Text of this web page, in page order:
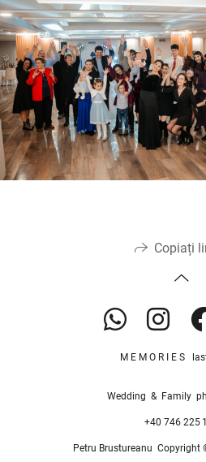
Copiați
M E M O R I E S
Wedding & Family
+40 746 225
Petru Brustureanu Copyright